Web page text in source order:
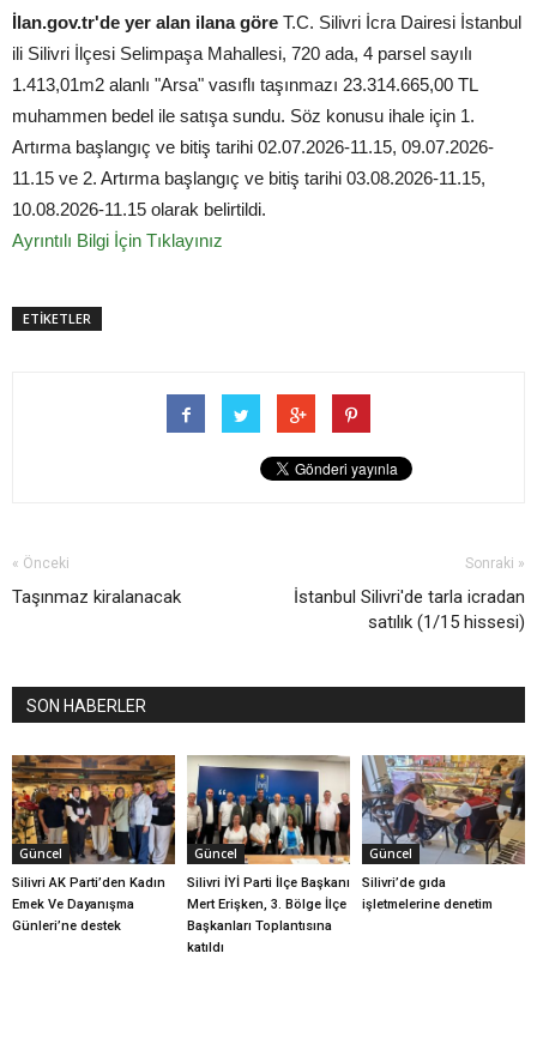
İlan.gov.tr'de yer alan ilana göre T.C. Silivri İcra Dairesi İstanbul
ili Silivri İlçesi Selimpaşa Mahallesi, 720 ada, 4 parsel sayılı
1.413,01m2 alanlı "Arsa" vasıflı taşınmazı 23.314.665,00 TL
muhammen bedel ile satışa sundu. Söz konusu ihale için 1.
Artırma başlangıç ve bitiş tarihi 02.07.2026-11.15, 09.07.2026-
11.15 ve 2. Artırma başlangıç ve bitiş tarihi 03.08.2026-11.15,
10.08.2026-11.15 olarak belirtildi.
Ayrıntılı Bilgi İçin Tıklayınız
ETİKETLER
« Önceki
Taşınmaz kiralanacak
Sonraki »
İstanbul Silivri'de tarla icradan
satılık (1/15 hissesi)
SON HABERLER
Güncel
Silivri AK Parti’den Kadın
Emek Ve Dayanışma
Günleri’ne destek
Güncel
Silivri İYİ Parti İlçe Başkanı
Mert Erişken, 3. Bölge İlçe
Başkanları Toplantısına
katıldı
Güncel
Silivri’de gıda
işletmelerine denetim